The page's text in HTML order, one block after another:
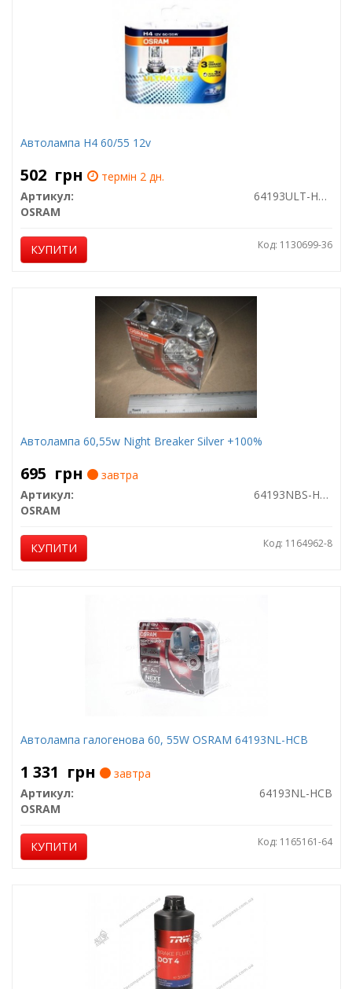
Автолампа H4 60/55 12v
502 грн
термін 2 дн.
Артикул:
64193ULT-HCB
OSRAM
КУПИТИ Код: 1130699-36
Автолампа 60,55w Night Breaker Silver +100%
695 грн
завтра
Артикул:
64193NBS-HCB
OSRAM
КУПИТИ Код: 1164962-8
Автолампа галогенова 60, 55W OSRAM 64193NL-HCB
1 331 грн
завтра
Артикул:
64193NL-HCB
OSRAM
КУПИТИ Код: 1165161-64